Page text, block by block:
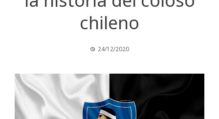
chileno
24/12/2020